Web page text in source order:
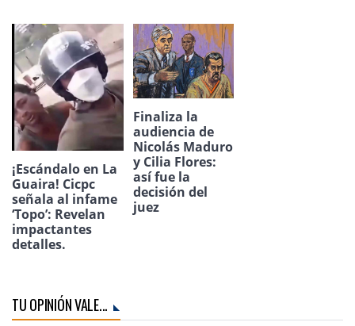
¡Escándalo en La
Guaira! Cicpc
señala al infame
‘Topo’: Revelan
impactantes
detalles.
Finaliza la
audiencia de
Nicolás Maduro
y Cilia Flores:
así fue la
decisión del
juez
TU OPINIÓN VALE...